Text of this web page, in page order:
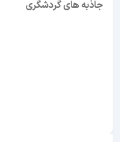
جاذبه های گردشگری
مشهد در شب